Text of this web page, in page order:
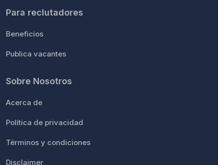
Para reclutadores
Beneficios
Publica vacantes
Sobre Nosotros
Acerca de
Política de privacidad
Términos y condiciones
Disclaimer